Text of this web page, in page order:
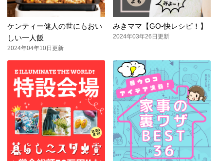
ケンティー健人の世にもおい
しい一人飯
2024年04年10日更新
みきママ【GO-快レシピ！】
2024年03年26日更新